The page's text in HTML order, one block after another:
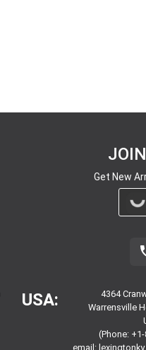
Get New
USA:
4364
Warrensville
(Phone:
email: